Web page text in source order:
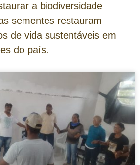
a biodiversidade
sementes restauram
de vida sustentáveis em
do país.